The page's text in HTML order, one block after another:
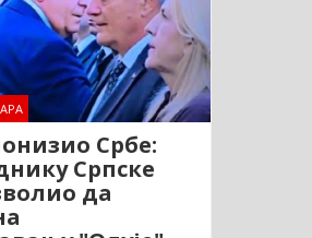
Србе:
Српске
да